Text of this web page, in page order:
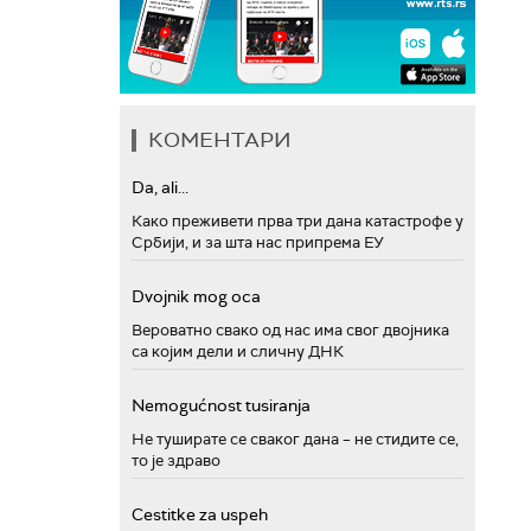
КОМЕНТАРИ
Da, ali...
Како преживети прва три дана катастрофе у
Србији, и за шта нас припрема ЕУ
Dvojnik mog oca
Вероватно свако од нас има свог двојника
са којим дели и сличну ДНК
Nemogućnost tusiranja
Не туширате се сваког дана – не стидите се,
то је здраво
Cestitke za uspeh